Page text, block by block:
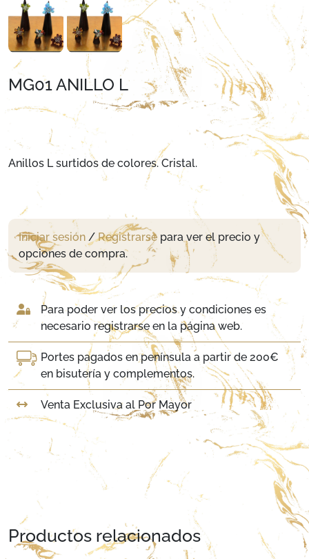
MG01 ANILLO L
Anillos L surtidos de colores. Cristal.
Iniciar sesión /Registrarse para ver el precio y
opciones de compra.
Para poder ver los precios y condiciones es
necesario registrarse en la página web.
Portes pagados en península a partir de 200€
en bisutería y complementos.
Venta Exclusiva al Por Mayor
Productos relacionados